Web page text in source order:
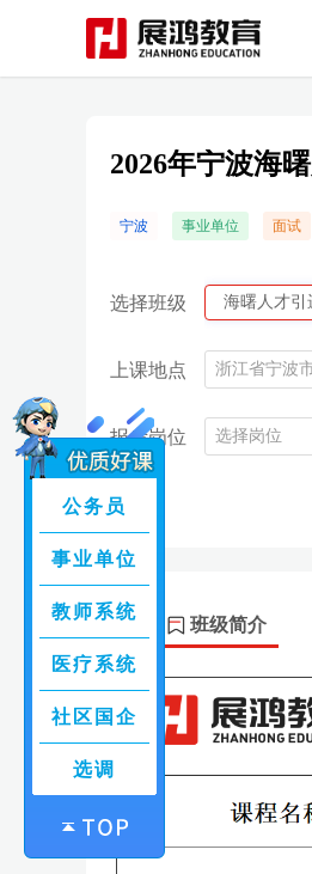
2026年宁波海
宁波 事业单位 面试
选择班级 海曙人才引
上课地点 浙江省宁波
报考岗位 选择岗位
班级简介
公务员
事业单位
教师系统
医疗系统
社区国企
选调